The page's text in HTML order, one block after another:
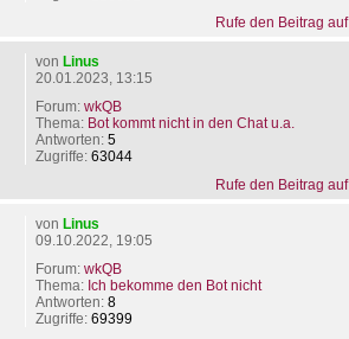
Rufe den Beitrag auf
von Linus
20.01.2023, 13:15
Forum: wkQB
Thema: Bot kommt nicht in den Chat u.a.
Antworten: 5
Zugriffe: 63044
Rufe den Beitrag auf
von Linus
09.10.2022, 19:05
Forum: wkQB
Thema: Ich bekomme den Bot nicht
Antworten: 8
Zugriffe: 69399